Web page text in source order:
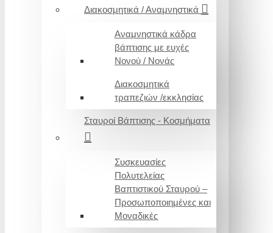
Διακοσμητικά / Αναμνηστικά
Αναμνηστικά κάδρα
βάπτισης με ευχές
Νονού / Νονάς
Διακοσμητικά
τραπεζιών /εκκλησίας
Σταυροί Βάπτισης - Κοσμήματα
Συσκευασίες
Πολυτελείας
Βαπτιστικού Σταυρού –
Προσωποποιημένες και
Μοναδικές